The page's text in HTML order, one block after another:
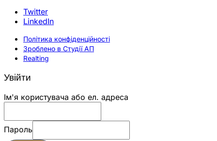
Twitter
LinkedIn
Політика конфіденційності
Зроблено в Студії АП
Realting
Увійти
Ім'я користувача або ел. адреса
Пароль